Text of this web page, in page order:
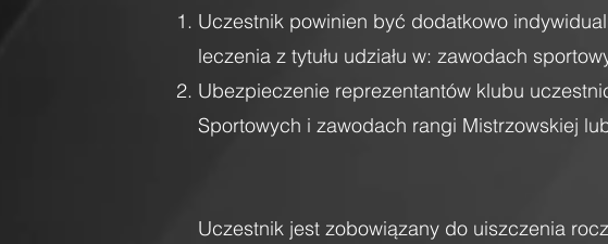
Uczestnik powinien być dodatkowo
leczenia z tytułu udziału w: zawodach
Ubezpieczenie reprezentantów klubu
Sportowych i zawodach rangi Mistrzowskiej
Uczestnik jest zobowiązany do uiszczenia